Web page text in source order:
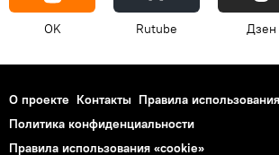
OK Rutube Дзен
О проекте Контакты Правила использования
Политика конфиденциальности
Правила использования «cookie»